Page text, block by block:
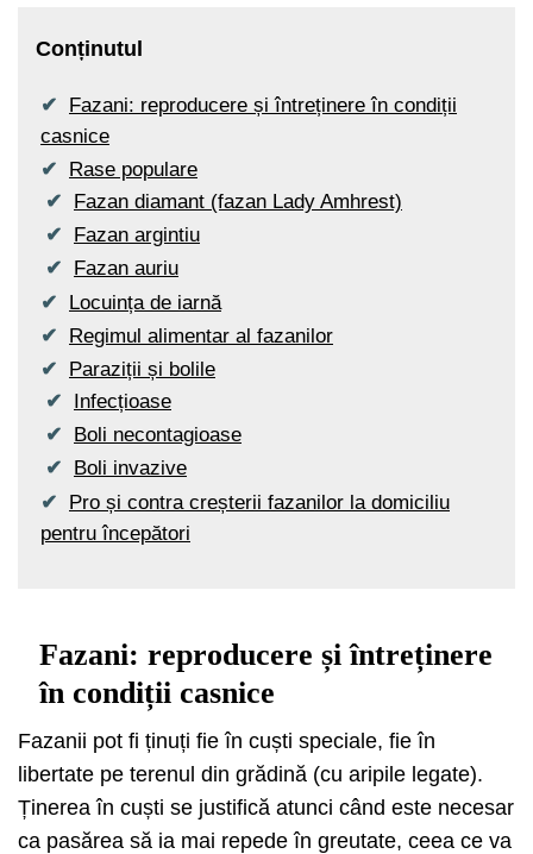
Conținutul
Fazani: reproducere și întreținere în condiții
casnice
Rase populare
Fazan diamant (fazan Lady Amhrest)
Fazan argintiu
Fazan auriu
Locuința de iarnă
Regimul alimentar al fazanilor
Paraziții și bolile
Infecțioase
Boli necontagioase
Boli invazive
Pro și contra creșterii fazanilor la domiciliu
pentru începători
Fazani: reproducere și întreținere
în condiții casnice
Fazanii pot fi ținuți fie în cuști speciale, fie în
libertate pe terenul din grădină (cu aripile legate).
Ținerea în cuști se justifică atunci când este necesar
ca pasărea să ia mai repede în greutate, ceea ce va